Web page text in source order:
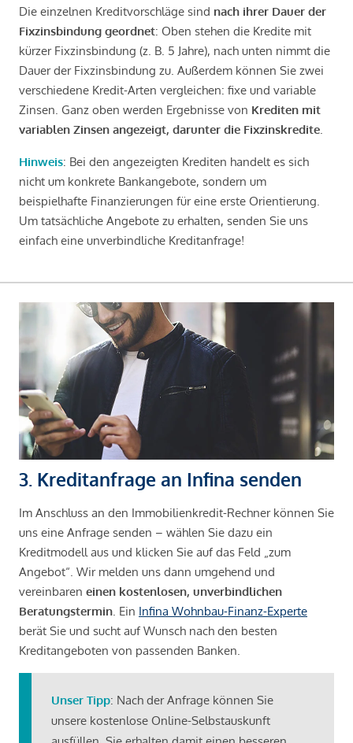
Die einzelnen Kreditvorschläge sind nach ihrer Dauer der
Fixzinsbindung geordnet: Oben stehen die Kredite mit
kürzer Fixzinsbindung (z. B. 5 Jahre), nach unten nimmt die
Dauer der Fixzinsbindung zu. Außerdem können Sie zwei
verschiedene Kredit-Arten vergleichen: fixe und variable
Zinsen. Ganz oben werden Ergebnisse von Krediten mit
variablen Zinsen angezeigt, darunter die Fixzinskredite
Hinweis: Bei den angezeigten Krediten handelt es sich
nicht um konkrete Bankangebote, sondern um
beispielhafte Finanzierungen für eine erste Orientierung.
Um tatsächliche Angebote zu erhalten, senden Sie uns
einfach eine unverbindliche Kreditanfrage!
3. Kreditanfrage an Infina senden
Im Anschluss an den Immobilienkredit-Rechner können Sie
uns eine Anfrage senden – wählen Sie dazu ein
Kreditmodell aus und klicken Sie auf das Feld „zum
Angebot“. Wir melden uns dann umgehend und
vereinbaren einen kostenlosen, unverbindlichen
Beratungstermin . Ein Infina Wohnbau-Finanz-Experte
berät Sie und sucht auf Wunsch nach den besten
Kreditangeboten von passenden Banken.
Unser Tipp: Nach der Anfrage können Sie
unsere kostenlose Online-Selbstauskunft